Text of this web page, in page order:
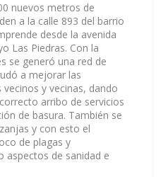
nuevos metros de
a la calle 893 del barrio
desde la avenida
Las Piedras. Con la
se generó una red de
a mejorar las
y vecinas, dando
arribo de servicios
de basura. También se
y con esto el
de plagas y
aspectos de sanidad e